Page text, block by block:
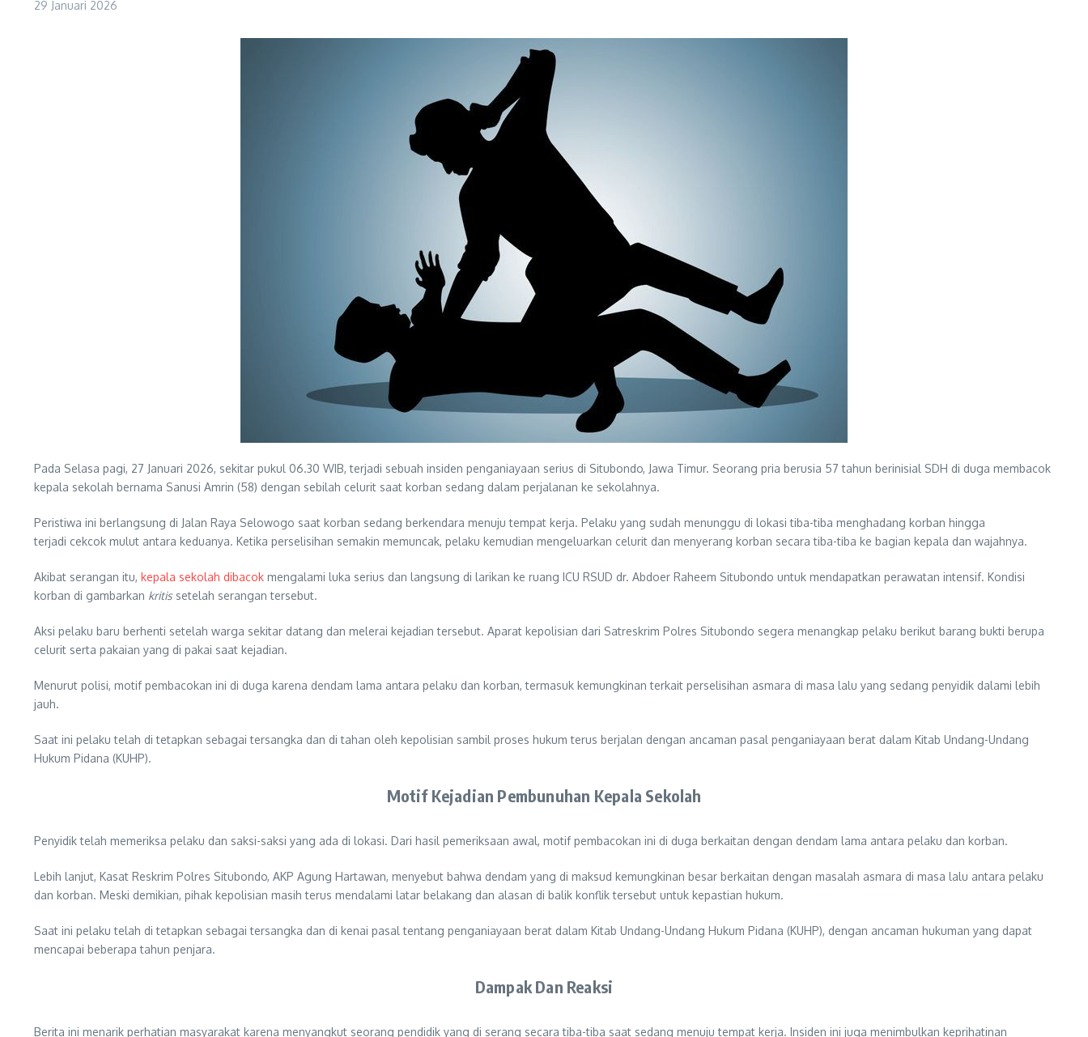
29 Januari 2026
Pada Selasa pagi, 27 Januari 2026, sekitar pukul 06.30 WIB, terjadi sebuah insiden penganiayaan serius di Situbondo, Jawa Timur. Seorang pria berusia 57 tahun berinisial SDH di duga membacok
kepala sekolah bernama Sanusi Amrin (58) dengan sebilah celurit saat korban sedang dalam perjalanan ke sekolahnya.
Peristiwa ini berlangsung di Jalan Raya Selowogo saat korban sedang berkendara menuju tempat kerja. Pelaku yang sudah menunggu di lokasi tiba-tiba menghadang korban hingga
terjadi cekcok mulut antara keduanya. Ketika perselisihan semakin memuncak, pelaku kemudian mengeluarkan celurit dan menyerang korban secara tiba-tiba ke bagian kepala dan wajahnya.
Akibat serangan itu, kepala sekolah dibacok mengalami luka serius dan langsung di larikan ke ruang ICU RSUD dr. Abdoer Raheem Situbondo untuk mendapatkan perawatan intensif. Kondisi
korban di gambarkan kritis setelah serangan tersebut.
Aksi pelaku baru berhenti setelah warga sekitar datang dan melerai kejadian tersebut. Aparat kepolisian dari Satreskrim Polres Situbondo segera menangkap pelaku berikut barang bukti berupa
celurit serta pakaian yang di pakai saat kejadian.
Menurut polisi, motif pembacokan ini di duga karena dendam lama antara pelaku dan korban, termasuk kemungkinan terkait perselisihan asmara di masa lalu yang sedang penyidik dalami lebih
jauh.
Saat ini pelaku telah di tetapkan sebagai tersangka dan di tahan oleh kepolisian sambil proses hukum terus berjalan dengan ancaman pasal penganiayaan berat dalam Kitab Undang-Undang
Hukum Pidana (KUHP).
Motif Kejadian Pembunuhan Kepala Sekolah
Penyidik telah memeriksa pelaku dan saksi-saksi yang ada di lokasi. Dari hasil pemeriksaan awal, motif pembacokan ini di duga berkaitan dengan dendam lama antara pelaku dan korban.
Lebih lanjut, Kasat Reskrim Polres Situbondo, AKP Agung Hartawan, menyebut bahwa dendam yang di maksud kemungkinan besar berkaitan dengan masalah asmara di masa lalu antara pelaku
dan korban. Meski demikian, pihak kepolisian masih terus mendalami latar belakang dan alasan di balik konflik tersebut untuk kepastian hukum.
Saat ini pelaku telah di tetapkan sebagai tersangka dan di kenai pasal tentang penganiayaan berat dalam Kitab Undang-Undang Hukum Pidana (KUHP), dengan ancaman hukuman yang dapat
mencapai beberapa tahun penjara.
Dampak Dan Reaksi
Berita ini menarik perhatian masyarakat karena menyangkut seorang pendidik yang di serang secara tiba-tiba saat sedang menuju tempat kerja. Insiden ini juga menimbulkan keprihatinan